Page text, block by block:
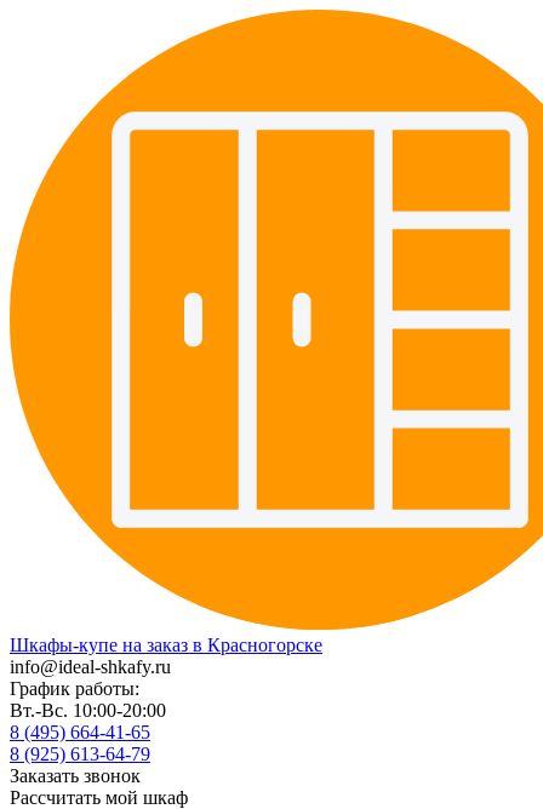
Шкафы-купе на заказ в Красногорске
info@ideal-shkafy.ru
График работы:
Вт.-Вс. 10:00-20:00
8 (495) 664-41-65
8 (925) 613-64-79
Заказать звонок
Рассчитать мой шкаф